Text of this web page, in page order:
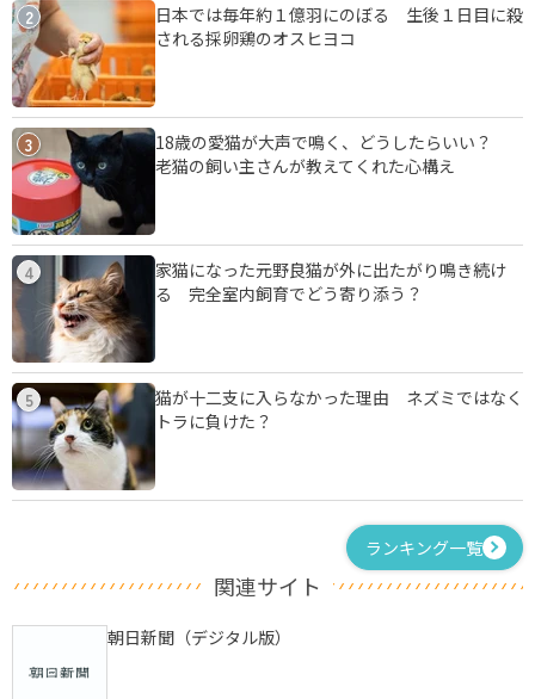
2
日本では毎年約１億羽にのぼる 生後１日目に殺
される採卵鶏のオスヒヨコ
3
18歳の愛猫が大声で鳴く、どうしたらいい？
老猫の飼い主さんが教えてくれた心構え
4
家猫になった元野良猫が外に出たがり鳴き続け
る 完全室内飼育でどう寄り添う？
5
猫が十二支に入らなかった理由 ネズミではなく
トラに負けた？
ランキング一覧
関連サイト
朝日新聞（デジタル版）